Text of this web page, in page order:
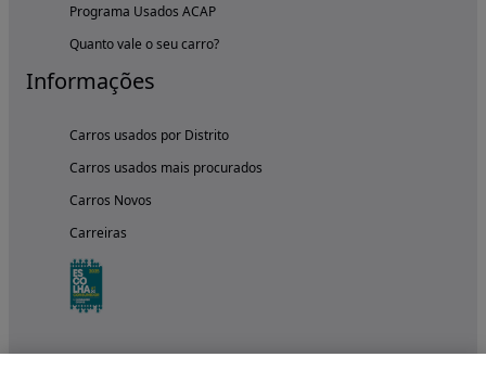
Programa Usados ACAP
Quanto vale o seu carro?
Informações
Carros usados por Distrito
Carros usados mais procurados
Carros Novos
Carreiras